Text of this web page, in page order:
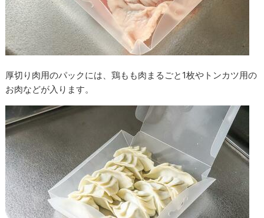
厚切り肉用のパックには、鶏もも肉まるごと1枚やトンカツ用の
お肉などが入ります。